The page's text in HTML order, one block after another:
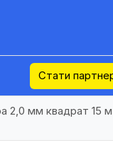
Стати
2,0 мм квадрат 15 м